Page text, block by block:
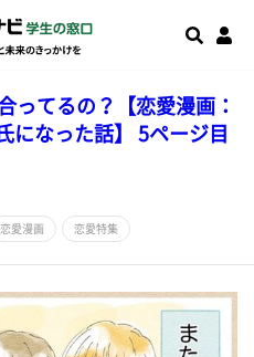
ってるの？【恋愛漫画：
になった話】 5ページ目
恋愛漫画 恋愛特集